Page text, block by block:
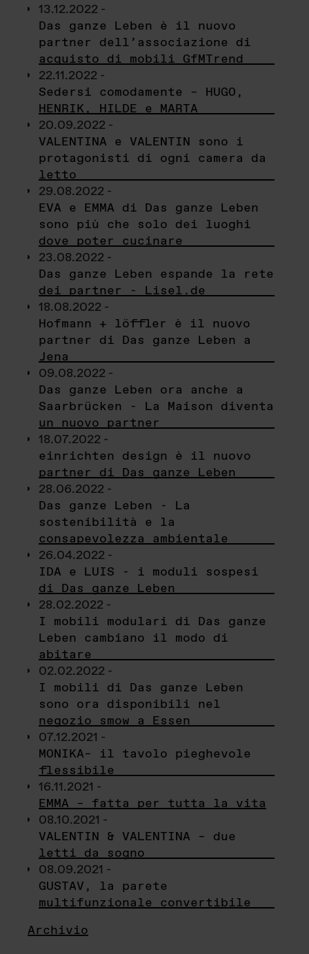
13.12.2022 -
Das ganze Leben è il nuovo
partner dell’associazione di
acquisto di mobili GfMTrend
22.11.2022 -
Sedersi comodamente – HUGO,
HENRIK, HILDE e MARTA
20.09.2022 -
VALENTINA e VALENTIN sono i
protagonisti di ogni camera da
letto
29.08.2022 -
EVA e EMMA di Das ganze Leben
sono più che solo dei luoghi
dove poter cucinare
23.08.2022 -
Das ganze Leben espande la rete
dei partner - Lisel.de
18.08.2022 -
Hofmann + löffler è il nuovo
partner di Das ganze Leben a
Jena
09.08.2022 -
Das ganze Leben ora anche a
Saarbrücken - La Maison diventa
un nuovo partner
18.07.2022 -
einrichten design è il nuovo
partner di Das ganze Leben
28.06.2022 -
Das ganze Leben - La
sostenibilità e la
consapevolezza ambientale
26.04.2022 -
IDA e LUIS - i moduli sospesi
di Das ganze Leben
28.02.2022 -
I mobili modulari di Das ganze
Leben cambiano il modo di
abitare
02.02.2022 -
I mobili di Das ganze Leben
sono ora disponibili nel
negozio smow a Essen
07.12.2021 -
MONIKA– il tavolo pieghevole
flessibile
16.11.2021 -
EMMA – fatta per tutta la vita
08.10.2021 -
VALENTIN & VALENTINA – due
letti da sogno
08.09.2021 -
GUSTAV, la parete
multifunzionale convertibile
Archivio